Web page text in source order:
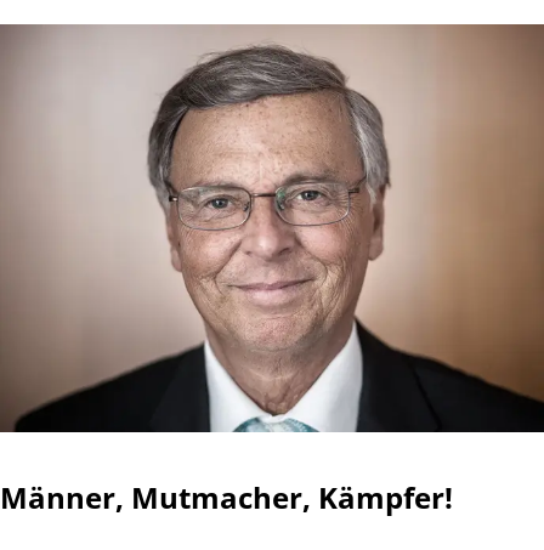
Männer, Mutmacher, Kämpfer!